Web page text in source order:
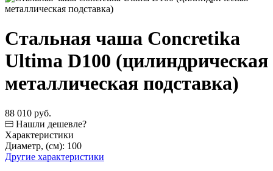
Стальная чаша Concretika
Ultima D100 (цилиндрическая
металлическая подставка)
88 010 руб.
Нашли дешевле?
Характеристики
Диаметр, (см): 100
Другие характеристики